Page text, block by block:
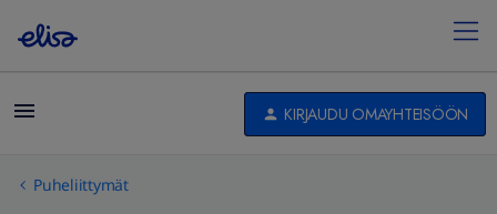
KIRJAUDU OMAYHTEISÖÖN
Puheliittymät